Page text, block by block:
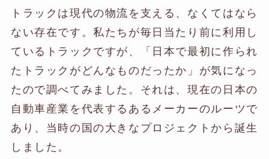
トラックは現代の物流を支える、なくてはなら
ない存在です。私たちが毎日当たり前に利用し
ているトラックですが、「日本で最初に作られ
たトラックがどんなものだったか」が気になっ
たので調べてみました。それは、現在の日本の
自動車産業を代表するあるメーカーのルーツで
あり、当時の国の大きなプロジェクトから誕生
しました。